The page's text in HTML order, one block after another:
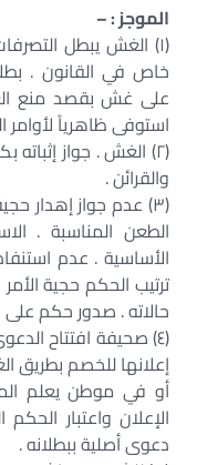
الموجز : –
(١) الغش يبطل
خاص في القانون .
على غش بقصد منع
استوفى ظاهرياً لأوامر
(٢) الغش . جواز إثباته
والقرائن .
(٣) عدم جواز إهدار
الطعن المناسبة .
الأساسية . عدم
ترتيب الحكم حجية
حالاته . صدور حكم
(٤) صحيفة افتتاح
إعلانها للخصم بطريق
أو في موطن يعلم
الإعلان واعتبار
دعوى أصلية ببطلانه .